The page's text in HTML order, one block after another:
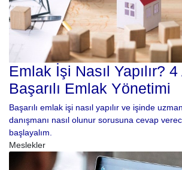
Emlak İşi Nasıl Yapılır? 4
Başarılı Emlak Yönetimi
Başarılı emlak işi nasıl yapılır ve işinde
danışmanı nasıl olunur sorusuna cevap
başlayalım.
Meslekler